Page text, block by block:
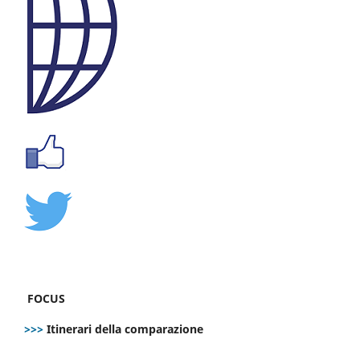
FOCUS
>>> Itinerari della comparazione